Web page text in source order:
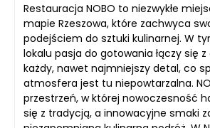
Restauracja NOBO to niezwykłe
mapie Rzeszowa, które zachwyca
podejściem do sztuki kulinarnej. W
lokalu pasja do gotowania łączy się z
każdy, nawet najmniejszy detal, co
atmosfera jest tu niepowtarzalna.
przestrzeń, w której nowoczesność
się z tradycją, a innowacyjne smaki